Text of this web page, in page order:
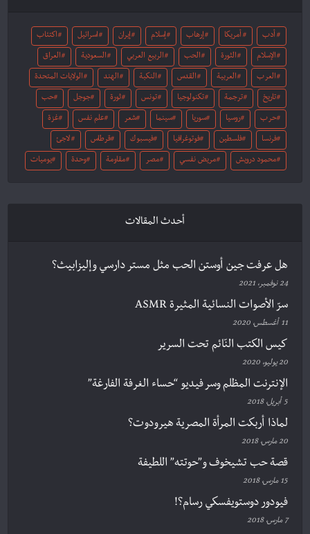
أدب أمريكا إرهاب إسلام إيران اسرائيل اكتئاب
الإسلام الثورة الحب الربيع العربي السعودية العراق
العرب العربية القدس النكبة الهند الولايات المتحدة
تاريخ ترجمة تكنولوجيا تونس ثورة جوجل حب
حرب روسيا سوريا سينما شعر علم نفس غزة
فرنسا فلسطين فوتوغرافيا فيسبوك قرطاس لاجئ
محمود درويش مريض نفسي مصر مقاومة وحدة يوميات
أحدث المقالات
هل عرفت جين أوستن الحب مثل مستر دارسي وإليزابيث؟
24 نوفمبر، 2021
سرّ الأصوات النسائية المثيرة ASMR
11 أغسطس، 2020
كيس الكتب النّائم تحت السرير
20 يوليو، 2020
الإنترنت المظلم وسر فيديو “حساء الغرفة الفارغة”
5 أبريل، 2018
لماذا أربكت المرأة المصرية هيرودوت؟
20 مارس، 2018
قصة حب تشيخوف و”حوتته” اللطيفة
15 مارس، 2018
فيودور دوستويفسكي رسام؟!
7 مارس، 2018